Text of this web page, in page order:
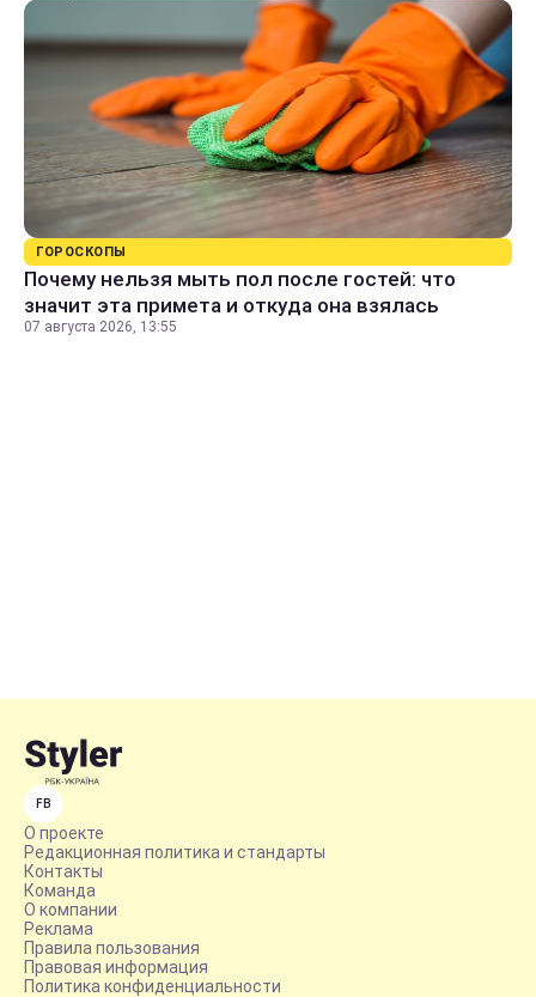
ГОРОСКОПЫ
Почему нельзя мыть пол после гостей: что
значит эта примета и откуда она взялась
07 августа 2026, 13:55
FB
О проекте
Редакционная политика и стандарты
Контакты
Команда
О компании
Реклама
Правила пользования
Правовая информация
Политика конфиденциальности